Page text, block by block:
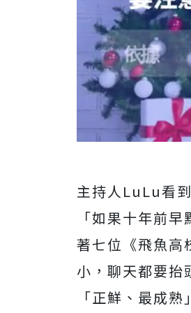
主持人LuLu看
「如果十年前
著七位《飛魚高
小，聊天都要抬
「正鮮、最成